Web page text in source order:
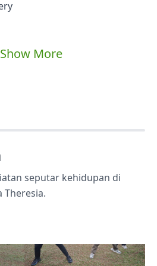
Show More
seputar kehidupan di
Theresia.